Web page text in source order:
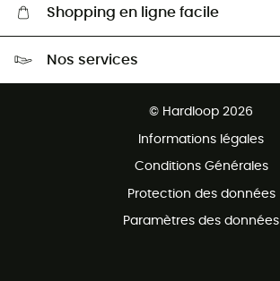
Shopping en ligne facile
Nos services
© Hardloop 2026
Informations légales
Conditions Générales
Protection des données
Paramètres des données